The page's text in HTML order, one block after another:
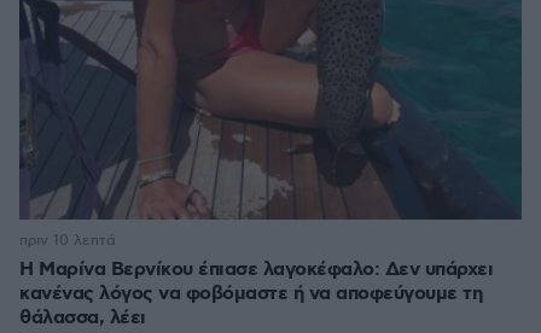
Η Μαρίνα Βερνίκου έπιασε λαγοκέφαλο: Δεν υπάρχει
κανένας λόγος να φοβόμαστε ή να αποφεύγουμε τη
θάλασσα, λέει
πριν 10 λεπτά